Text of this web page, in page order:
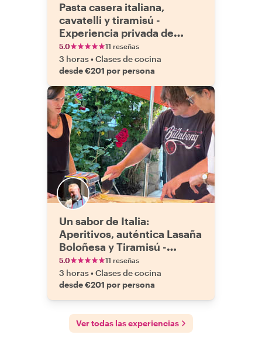
Pasta casera italiana,
cavatelli y tiramisú -
Experiencia privada de
cocina y cena
5.0 11 reseñas
3 horas•Clases de cocina
desde €201 por persona
Un sabor de Italia:
Aperitivos, auténtica Lasaña
Boloñesa y Tiramisú -
Experiencia Privada de
Cocina y Cena
5.0 11 reseñas
3 horas•Clases de cocina
desde €201 por persona
Ver todas las experiencias